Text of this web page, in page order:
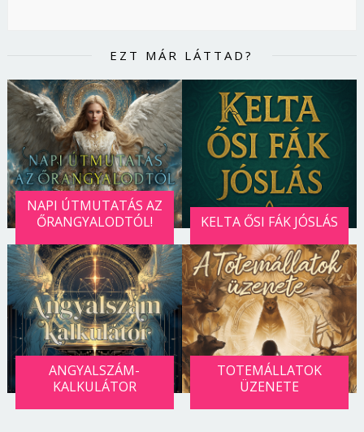
EZT MÁR LÁTTAD?
NAPI ÚTMUTATÁS AZ
ŐRANGYALODTÓL!
KELTA ŐSI FÁK JÓSLÁS
ANGYALSZÁM-
KALKULÁTOR
TOTEMÁLLATOK
ÜZENETE